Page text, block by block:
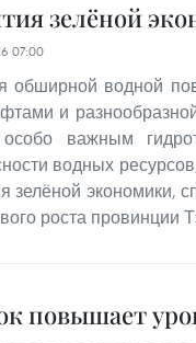
зелёной
07:00
обширной водной
и
особо важным
водных
зелёной экономики,
роста провинции
повышает